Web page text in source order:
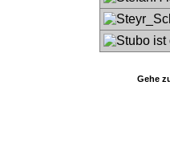
Gehe